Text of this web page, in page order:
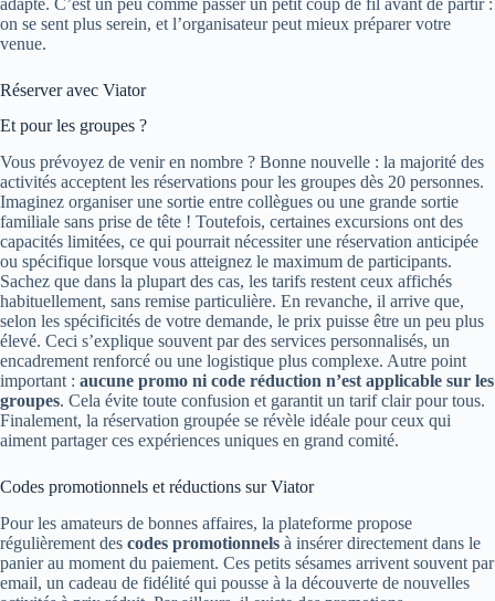
on se sent plus serein, et l’organisateur peut mieux préparer votre
venue.
Réserver avec Viator
Et pour les groupes ?
Vous prévoyez de venir en nombre ? Bonne nouvelle : la majorité des
activités acceptent les réservations pour les groupes dès 20 personnes.
Imaginez organiser une sortie entre collègues ou une grande sortie
familiale sans prise de tête ! Toutefois, certaines excursions ont des
capacités limitées, ce qui pourrait nécessiter une réservation anticipée
ou spécifique lorsque vous atteignez le maximum de participants.
Sachez que dans la plupart des cas, les tarifs restent ceux affichés
habituellement, sans remise particulière. En revanche, il arrive que,
selon les spécificités de votre demande, le prix puisse être un peu plus
élevé. Ceci s’explique souvent par des services personnalisés, un
encadrement renforcé ou une logistique plus complexe. Autre point
important : aucune promo ni code réduction n’est applicable sur les
groupes. Cela évite toute confusion et garantit un tarif clair pour tous.
Finalement, la réservation groupée se révèle idéale pour ceux qui
aiment partager ces expériences uniques en grand comité.
Codes promotionnels et réductions sur Viator
Pour les amateurs de bonnes affaires, la plateforme propose
régulièrement des codes promotionnels à insérer directement dans le
panier au moment du paiement. Ces petits sésames arrivent souvent par
email, un cadeau de fidélité qui pousse à la découverte de nouvelles